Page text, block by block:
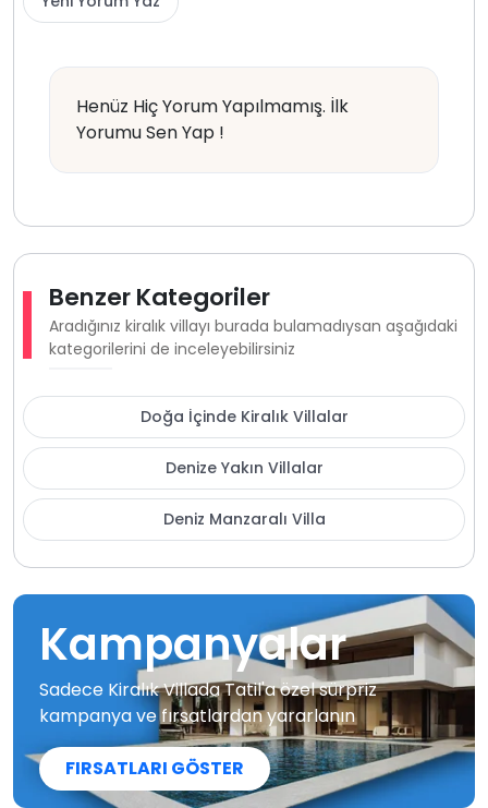
Henüz Hiç Yorum Yapılmamış. İlk
Yorumu Sen Yap !
Benzer Kategoriler
Aradığınız kiralık villayı burada bulamadıysan aşağıdaki
kategorilerini de inceleyebilirsiniz
Doğa İçinde Kiralık Villalar
Denize Yakın Villalar
Deniz Manzaralı Villa
Kampanyalar
Sadece Kiralık Villada Tatil'a özel sürpriz
kampanya ve fırsatlardan yararlanın
FIRSATLARI GÖSTER